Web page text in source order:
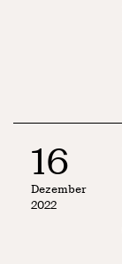
16
Dezember
2022